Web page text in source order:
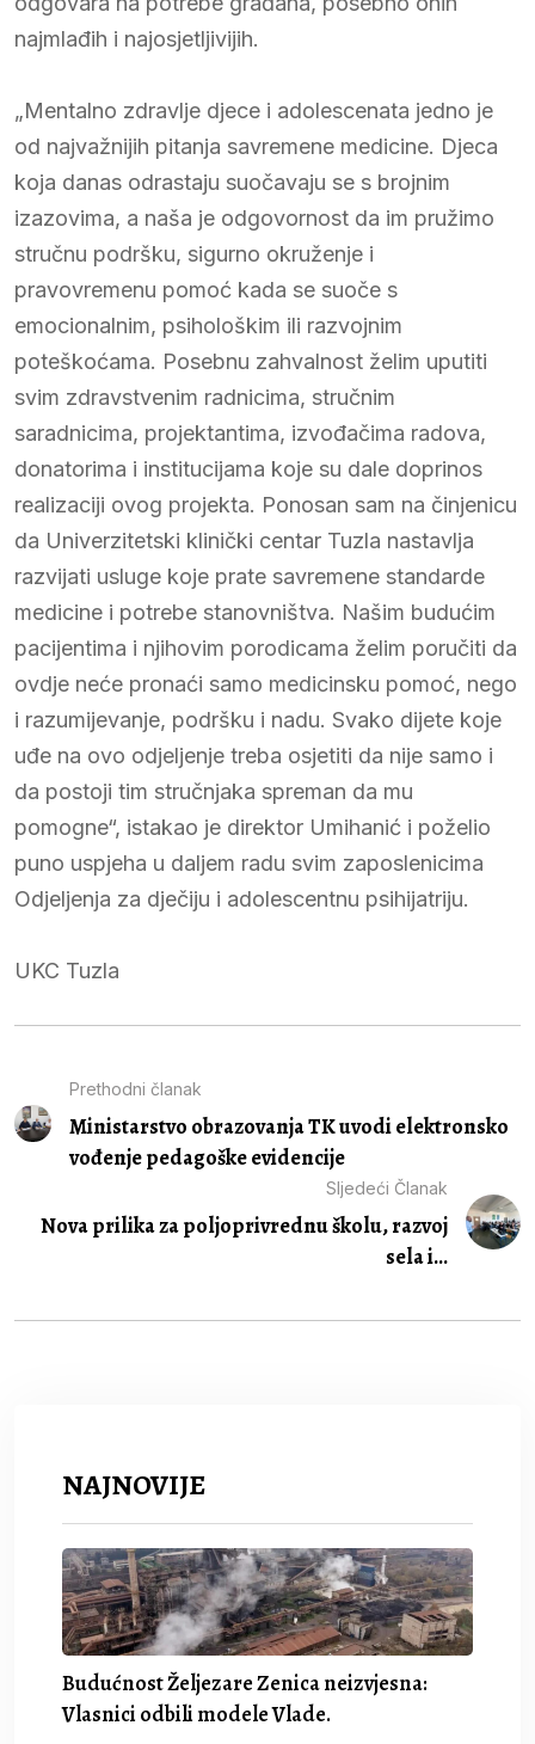
najmlađih i najosjetljivijih.
„Mentalno zdravlje djece i adolescenata jedno je
od najvažnijih pitanja savremene medicine. Djeca
koja danas odrastaju suočavaju se s brojnim
izazovima, a naša je odgovornost da im pružimo
stručnu podršku, sigurno okruženje i
pravovremenu pomoć kada se suoče s
emocionalnim, psihološkim ili razvojnim
poteškoćama. Posebnu zahvalnost želim uputiti
svim zdravstvenim radnicima, stručnim
saradnicima, projektantima, izvođačima radova,
donatorima i institucijama koje su dale doprinos
realizaciji ovog projekta. Ponosan sam na činjenicu
da Univerzitetski klinički centar Tuzla nastavlja
razvijati usluge koje prate savremene standarde
medicine i potrebe stanovništva. Našim budućim
pacijentima i njihovim porodicama želim poručiti da
ovdje neće pronaći samo medicinsku pomoć, nego
i razumijevanje, podršku i nadu. Svako dijete koje
uđe na ovo odjeljenje treba osjetiti da nije samo i
da postoji tim stručnjaka spreman da mu
pomogne“, istakao je direktor Umihanić i poželio
puno uspjeha u daljem radu svim zaposlenicima
Odjeljenja za dječiju i adolescentnu psihijatriju.
UKC Tuzla
Prethodni članak
Ministarstvo obrazovanja TK uvodi elektronsko
vođenje pedagoške evidencije
Sljedeći Članak
Nova prilika za poljoprivrednu školu, razvoj
sela i...
NAJNOVIJE
Budućnost Željezare Zenica neizvjesna:
Vlasnici odbili modele Vlade.